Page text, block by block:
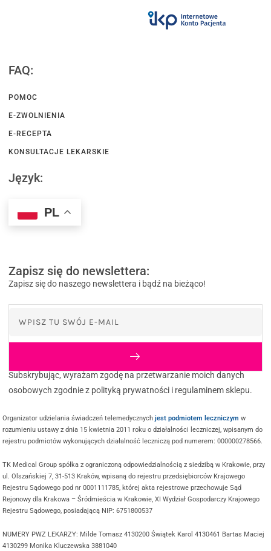
FAQ:
POMOC
E-ZWOLNIENIA
E-RECEPTA
KONSULTACJE LEKARSKIE
Język:
PL
Zapisz się do newslettera:
Zapisz się do naszego newslettera i bądź na bieżąco!
Subskrybując, wyrażam zgodę na przetwarzanie moich danych
osobowych zgodnie z polityką prywatności i regulaminem sklepu.
Organizator udzielania świadczeń telemedycznychjest podmiotem leczniczym w
rozumieniu ustawy z dnia 15 kwietnia 2011 roku o działalności leczniczej, wpisanym do
rejestru podmiotów wykonujących działalność leczniczą pod numerem: 000000278566.
TK Medical Group spółka z ograniczoną odpowiedzialnością z siedzibą w Krakowie, przy
ul. Olszańskiej 7, 31-513 Kraków, wpisaną do rejestru przedsiębiorców Krajowego
Rejestru Sądowego pod nr 0001111785, której akta rejestrowe przechowuje Sąd
Rejonowy dla Krakowa – Śródmieścia w Krakowie, XI Wydział Gospodarczy Krajowego
Rejestru Sądowego, posiadającą NIP: 6751800537
NUMERY PWZ LEKARZY: Milde Tomasz 4130200 Świątek Karol 4130461 Bartas Maciej
4130299 Monika Kluczewska 3881040